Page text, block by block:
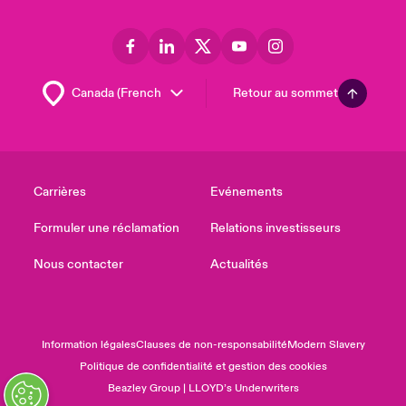
Retour au sommet
Carrières
Formuler une réclamation
Nous contacter
Evénements
Relations investisseurs
Actualités
Information légalesClauses de non-responsabilitéModern Slavery
Politique de confidentialité et gestion des cookies
Beazley Group | LLOYD’s Underwriters